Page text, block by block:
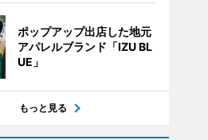
ポップアップ出店した地元
アパレルブランド「IZU BL
UE」
もっと見る